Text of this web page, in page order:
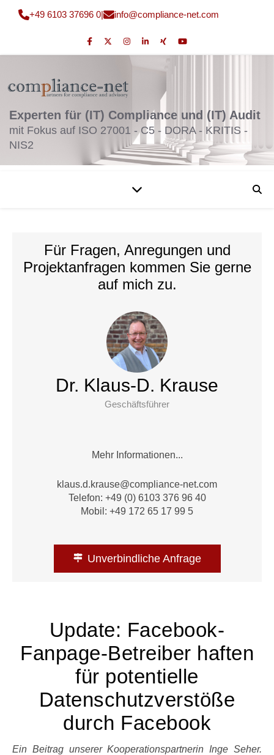
+49 6103 37696 0| moc.t
en-ec
nailp
moc@o
fni
Experten für (IT) Compliance und (IT) Audit
mit Fokus auf ISO 27001 - C5 - DORA - KRITIS -
NIS2
Für Fragen, Anregungen und
Projektanfragen kommen Sie gerne
auf mich zu.
Dr. Klaus-D. Krause
Geschäftsführer
Mehr Informationen...
moc.t
en-ec
nailp
moc@e
suark
.d.su
alk
Telefon: +49 (0) 6103 376 96 40
Mobil: +49 172 65 17 99 5
Unverbindliche Anfrage
Update: Facebook-
Fanpage-Betreiber haften
für potentielle
Datenschutzverstöße
durch Facebook
Ein Beitrag unserer Kooperationspartnerin Inge Seher.